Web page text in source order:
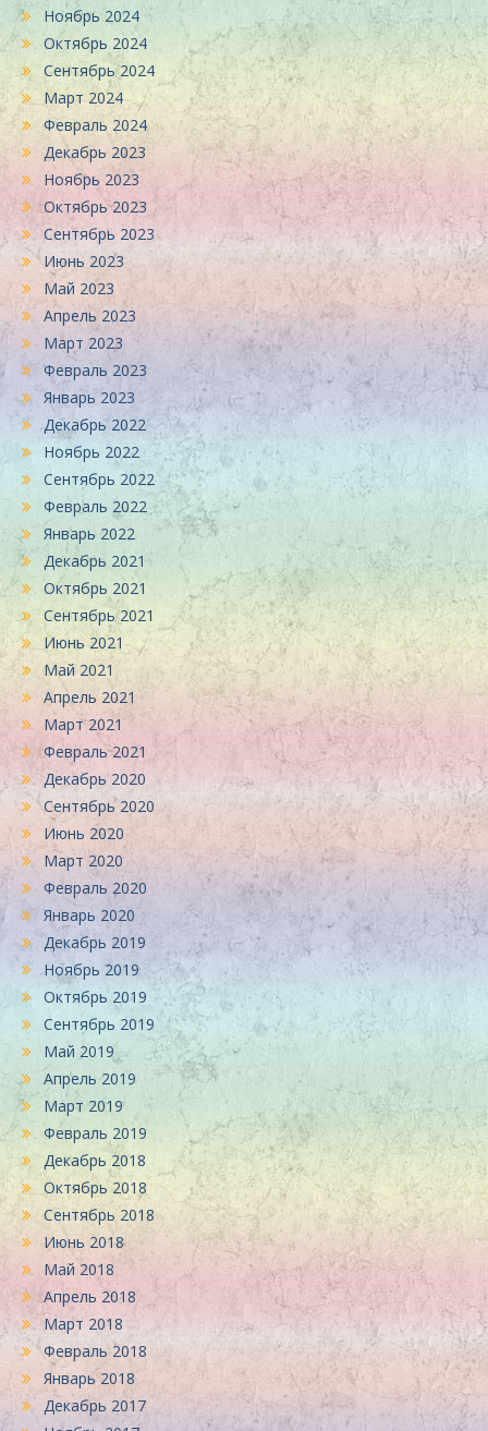
Ноябрь 2024
Октябрь 2024
Сентябрь 2024
Март 2024
Февраль 2024
Декабрь 2023
Ноябрь 2023
Октябрь 2023
Сентябрь 2023
Июнь 2023
Май 2023
Апрель 2023
Март 2023
Февраль 2023
Январь 2023
Декабрь 2022
Ноябрь 2022
Сентябрь 2022
Февраль 2022
Январь 2022
Декабрь 2021
Октябрь 2021
Сентябрь 2021
Июнь 2021
Май 2021
Апрель 2021
Март 2021
Февраль 2021
Декабрь 2020
Сентябрь 2020
Июнь 2020
Март 2020
Февраль 2020
Январь 2020
Декабрь 2019
Ноябрь 2019
Октябрь 2019
Сентябрь 2019
Май 2019
Апрель 2019
Март 2019
Февраль 2019
Декабрь 2018
Октябрь 2018
Сентябрь 2018
Июнь 2018
Май 2018
Апрель 2018
Март 2018
Февраль 2018
Январь 2018
Декабрь 2017